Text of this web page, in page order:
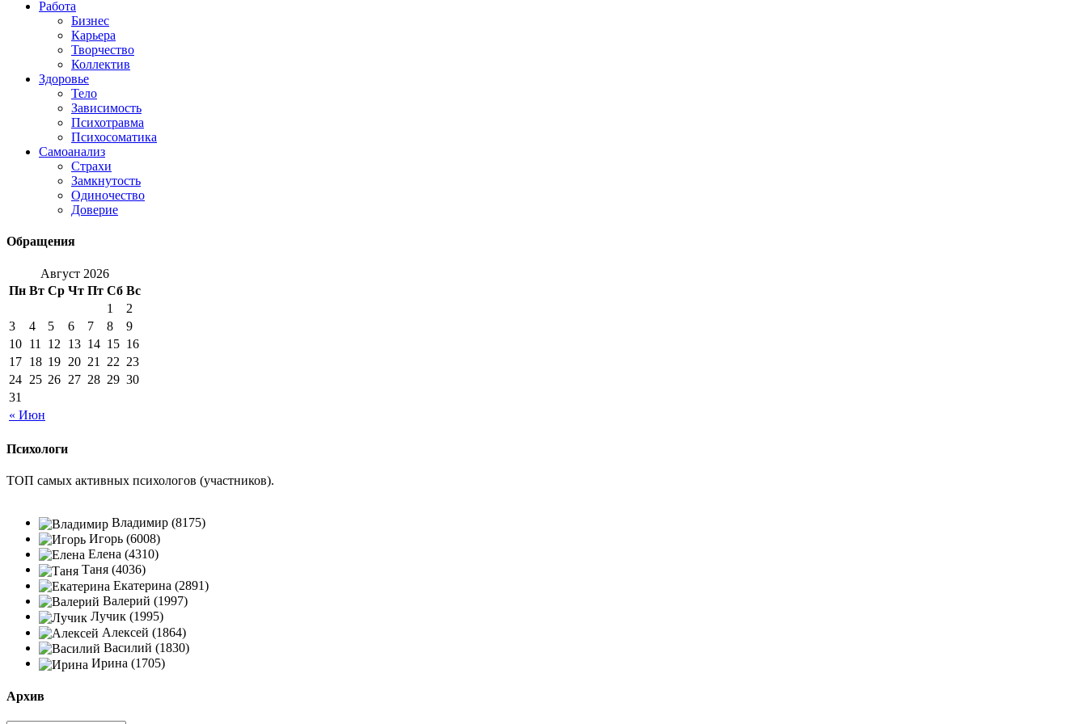
Работа
Бизнес
Карьера
Творчество
Коллектив
Здоровье
Тело
Зависимость
Психотравма
Психосоматика
Самоанализ
Страхи
Замкнутость
Одиночество
Доверие
Обращения
Август 2026
Пн Вт Ср Чт Пт Сб Вс
« Июн
1
2
3
4 5 6 7 8
9
10 11 12 13 14 15 16
17 18 19 20 21 22 23
24 25 26 27 28 29 30
31
Психологи
ТОП самых активных психологов (участников).
Владимир (8175)
Игорь (6008)
Елена (4310)
Таня (4036)
Екатерина (2891)
Валерий (1997)
Лучик (1995)
Алексей (1864)
Василий (1830)
Ирина (1705)
Архив